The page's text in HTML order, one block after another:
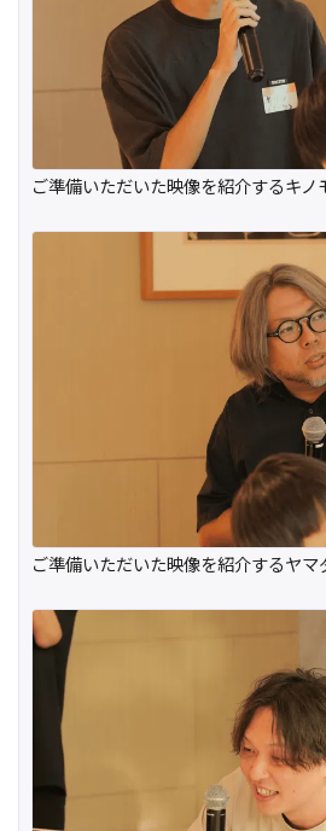
ご準備いただいた映像を紹介するキノ
ご準備いただいた映像を紹介するヤマ